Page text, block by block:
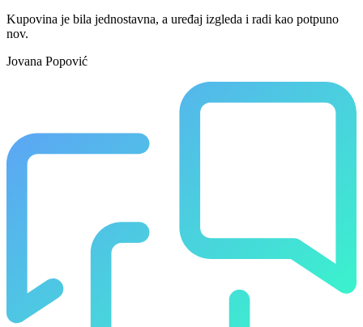
Kupovina je bila jednostavna, a uređaj izgleda i radi kao potpuno
nov.
Jovana Popović